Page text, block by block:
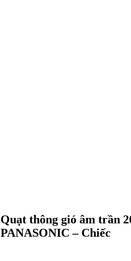
Quạt thông gió âm trần
PANASONIC – Chiếc